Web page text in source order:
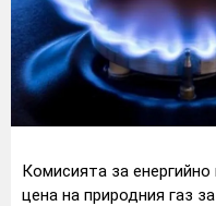
Комисията за
цена на природния газ